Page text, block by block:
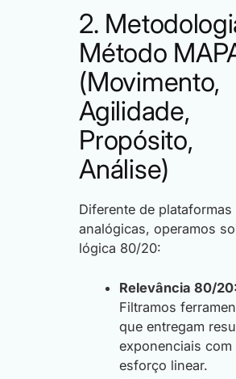
2.
Método
(Movimento,
Agilidade,
Propósito,
Análise)
Diferente de plataformas
analógicas, operamos
lógica 80/20:
Relevância 80/20:
Filtramos
que entregam
exponenciais com
esforço linear.